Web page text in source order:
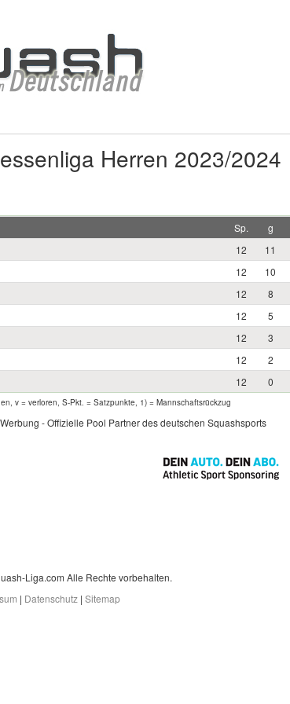
Herren 2023/2024
Sp. g
12 11
12 10
12 8
12 5
12 3
12 2
12 0
v = verloren, S-Pkt. = Satzpunkte, 1) = Mannschaftsrückzug
Werbung - Offizielle Pool Partner des deutschen Squashsports
Liga.com Alle Rechte vorbehalten.
| Datenschutz| Sitemap